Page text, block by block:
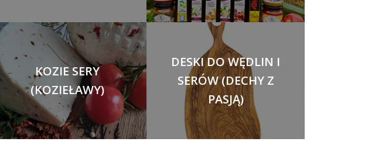
KOZIE SERY
(KOZIEŁAWY)
DESKI DO WĘDLIN I
SERÓW (DECHY Z
PASJĄ)